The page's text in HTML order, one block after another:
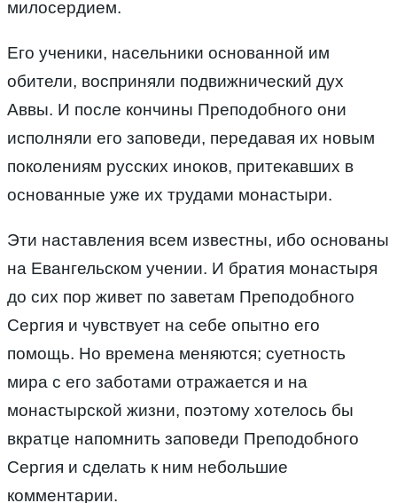
милосердием.
Его ученики, насельники основанной им
обители, восприняли подвижнический дух
Аввы. И после кончины Преподобного они
исполняли его заповеди, передавая их новым
поколениям русских иноков, притекавших в
основанные уже их трудами монастыри.
Эти наставления всем известны, ибо основаны
на Евангельском учении. И братия монастыря
до сих пор живет по заветам Преподобного
Сергия и чувствует на себе опытно его
помощь. Но времена меняются; суетность
мира с его заботами отражается и на
монастырской жизни, поэтому хотелось бы
вкратце напомнить заповеди Преподобного
Сергия и сделать к ним небольшие
комментарии.